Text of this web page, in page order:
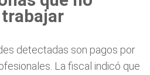
detectadas son pagos por
La fiscal indicó que